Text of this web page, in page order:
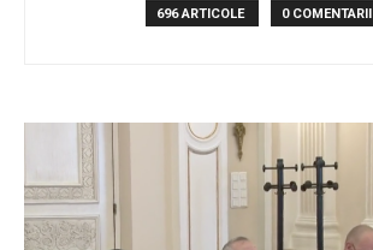
696 ARTICOLE 0 COMENTARII